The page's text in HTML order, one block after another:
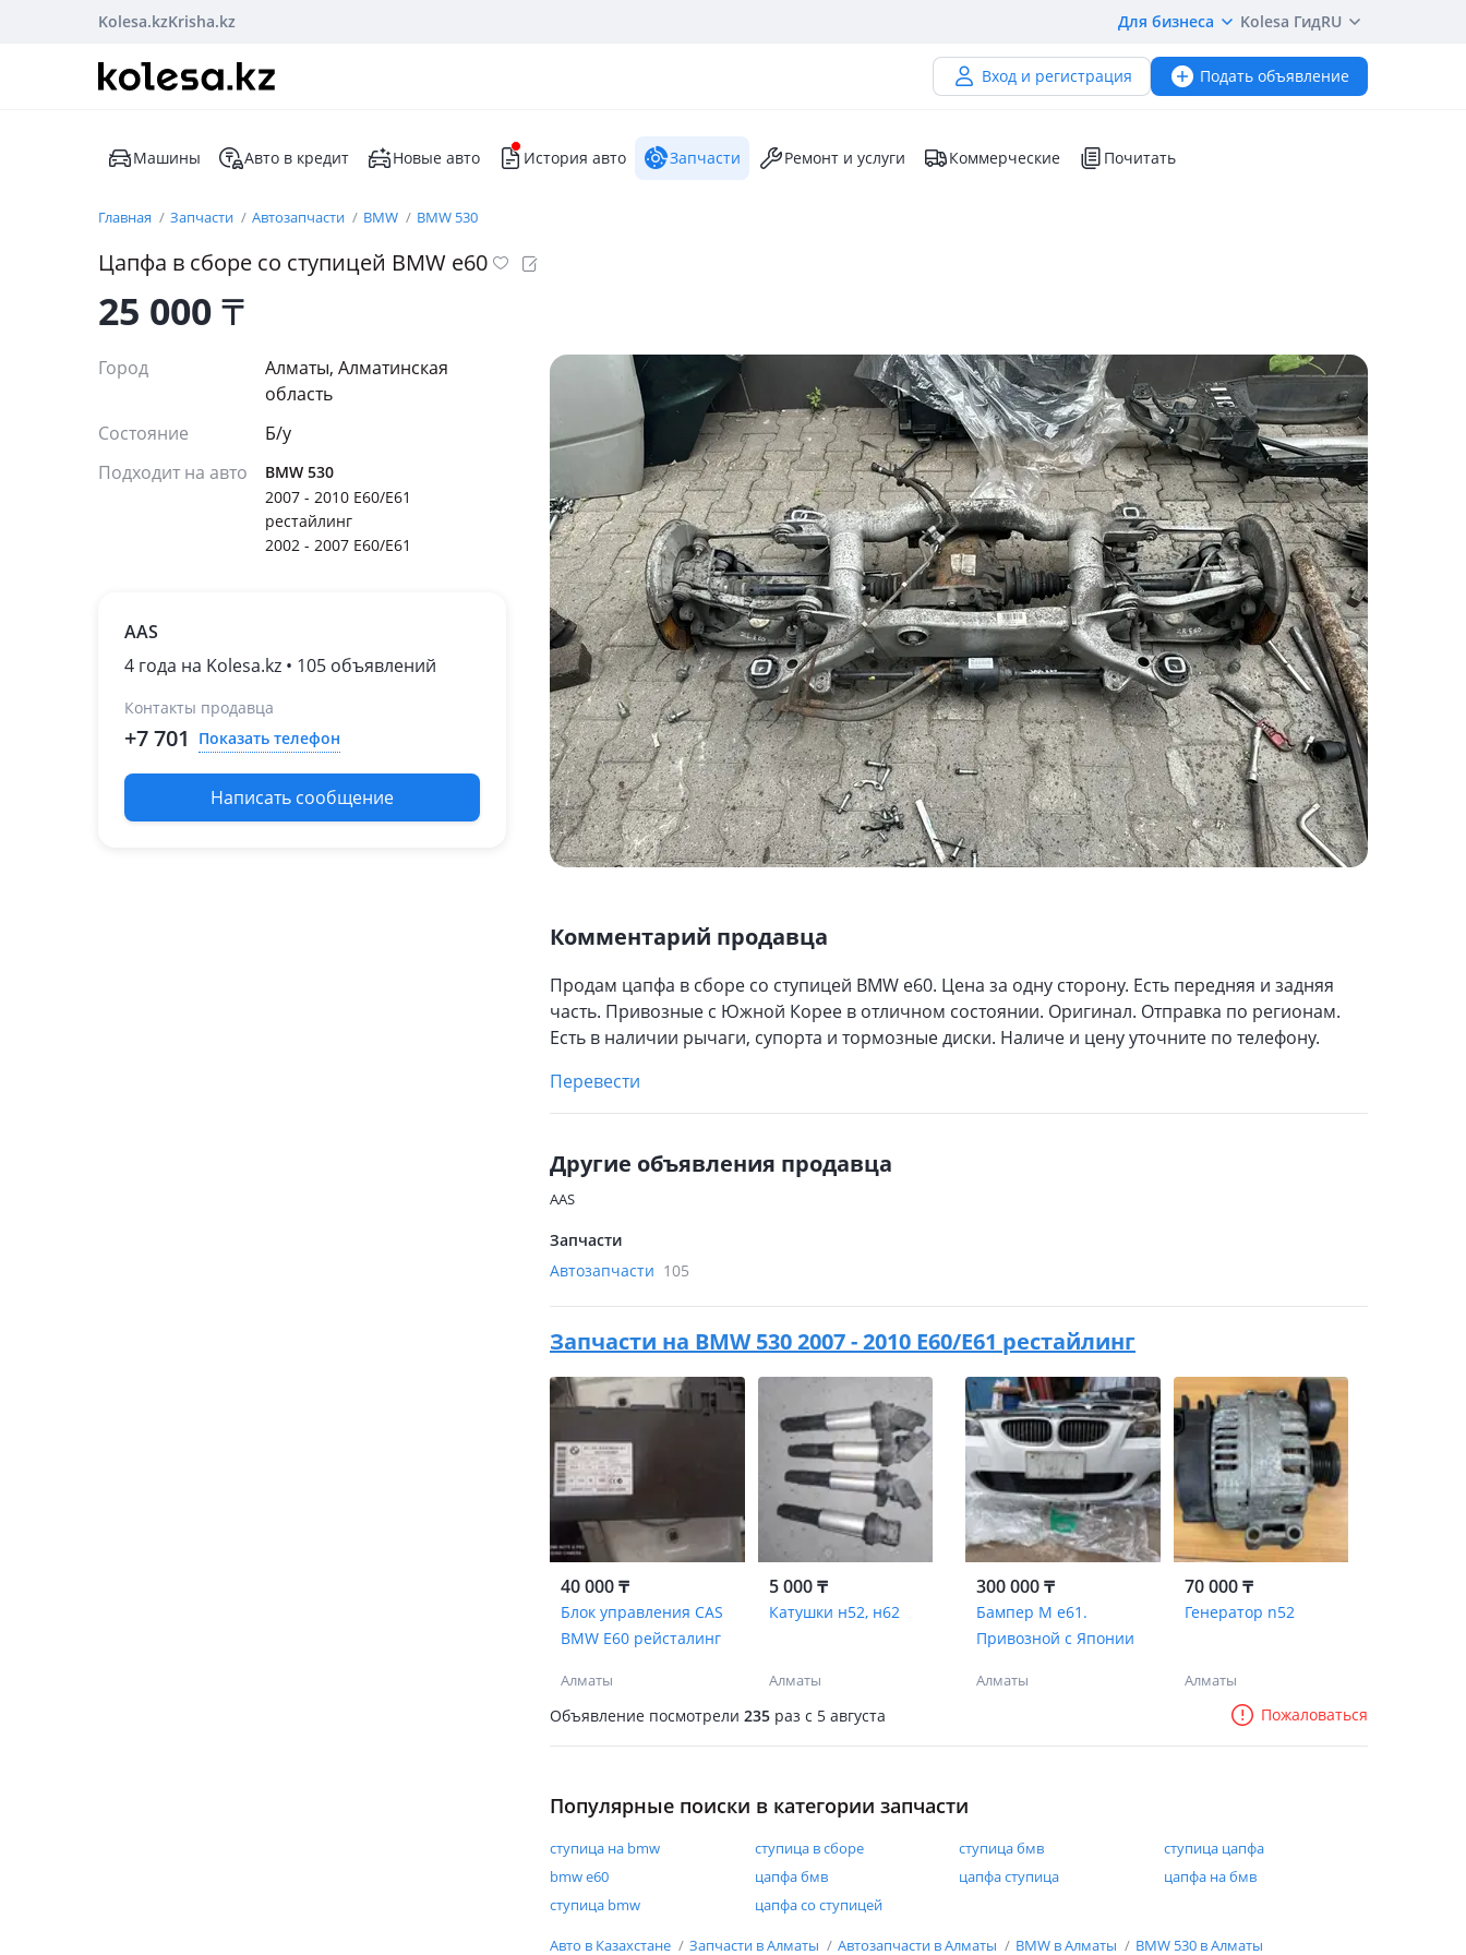
Kolesa.kzKrisha.kz Для бизнеса Kolesa ГидRU
Вход и регистрация Подать объявление
Машины Авто в кредит Новые авто История авто Запчасти Ремонт и услуги Коммерческие Почитать
Главная Запчасти Автозапчасти BMW BMW 530
Цапфа в сборе со ступицей BMW e60
25 000₸
Город
Алматы, Алматинская
область
Состояние
Б/y
Подходит на авто
BMW 530
2007 - 2010 E60/E61
рестайлинг
2002 - 2007 E60/E61
AAS
4 года на Kolesa.kz • 105 объявлений
Контакты продавца
+7 701 Показать телефон
Написать сообщение
Комментарий продавца
Продам цапфа в сборе со ступицей BMW e60. Цена за одну сторону. Есть передняя и задняя
часть. Привозные с Южной Корее в отличном состоянии. Оригинал. Отправка по регионам.
Есть в наличии рычаги, супорта и тормозные диски. Наличе и цену уточните по телефону.
Перевести
Другие объявления продавца
AAS
Запчасти
Автозапчасти 105
Запчасти на BMW 530 2007 - 2010 E60/E61 рестайлинг
40 000 ₸
Блок управления CAS
BMW E60 рейсталинг
Алматы
5 000 ₸
Катушки н52, н62
Алматы
300 000 ₸
Бампер М е61.
Привозной с Японии
Алматы
70 000 ₸
Генератор n52
Алматы
Объявление посмотрели 235 раз c 5 августа Пожаловаться
Популярные поиски в категории запчасти
ступица на bmw ступица в сборе ступица бмв
ступица цапфа
bmw e60
цапфа бмв цапфа ступица
цапфа на бмв
ступица bmw
цапфа со ступицей
Авто в Казахстане Запчасти в Алматы Автозапчасти в Алматы BMW в Алматы BMW 530 в Алматы